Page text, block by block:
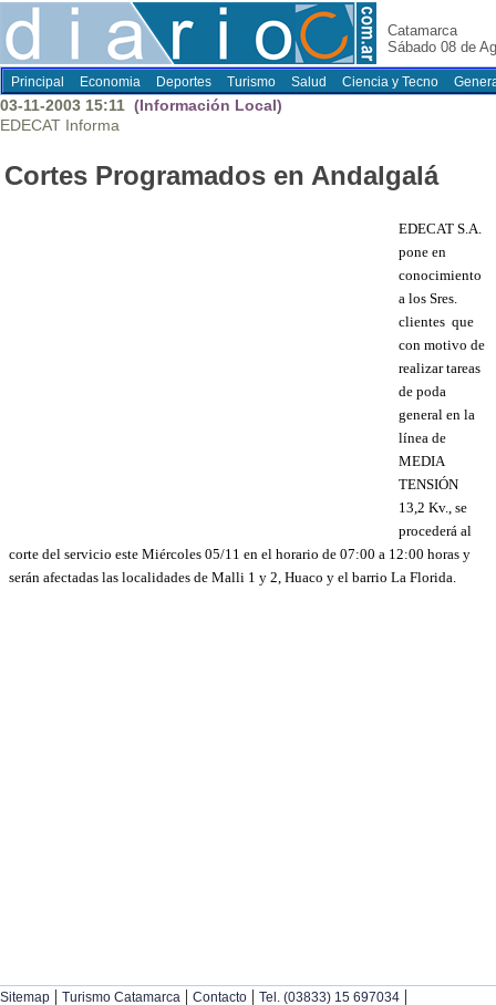
Catamarca
Sábado 08 de
Principal Economia Deportes Turismo Salud Ciencia y Tecno
03-11-2003 15:11 (Información Local)
EDECAT Informa
Cortes Programados en Andalgalá
EDECAT S.A.
pone en
conocimiento
a los Sres.
clientes que
con motivo de
realizar tareas
de poda
general en la
línea de
MEDIA
TENSIÓN
13,2 Kv., se
procederá al
corte del servicio este Miércoles 05/11 en el horario de 07:00 a 12:00 horas y
serán afectadas las localidades de Malli 1 y 2, Huaco y el barrio La Florida.
Sitemap | Turismo Catamarca | Contacto | Tel. (03833) 15 697034 |